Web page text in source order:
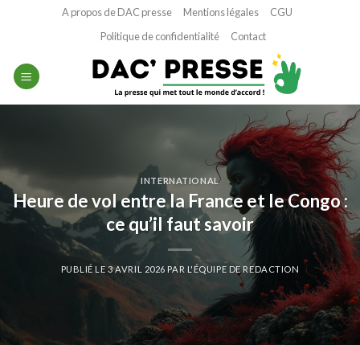
A propos de DAC presse Mentions légales
CGU
Politique de confidentialité
Contact
INTERNATIONAL
Heure de vol entre la France et le Congo :
ce qu’il faut savoir
PUBLIÉ LE3 AVRIL 2026 PAR L'ÉQUIPE DE REDACTION